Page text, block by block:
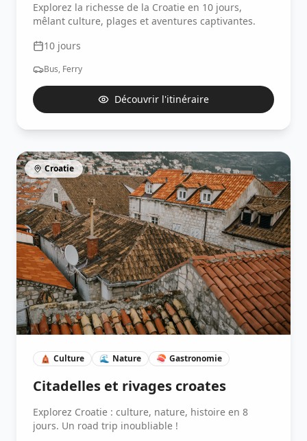
Explorez la richesse de la Croatie en 10 jours,
mêlant culture, plages et aventures captivantes.
10 jours
Bus, Ferry
Découvrir l'itinéraire
Croatie
🛕 Culture 🌊 Nature 🍣 Gastronomie
Citadelles et rivages croates
Explorez Croatie : culture, nature, histoire en 8
jours. Un road trip inoubliable !